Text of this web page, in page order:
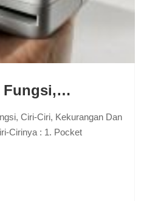
Fungsi,…
Ciri-Ciri, Kekurangan Dan
Cirinya : 1. Pocket